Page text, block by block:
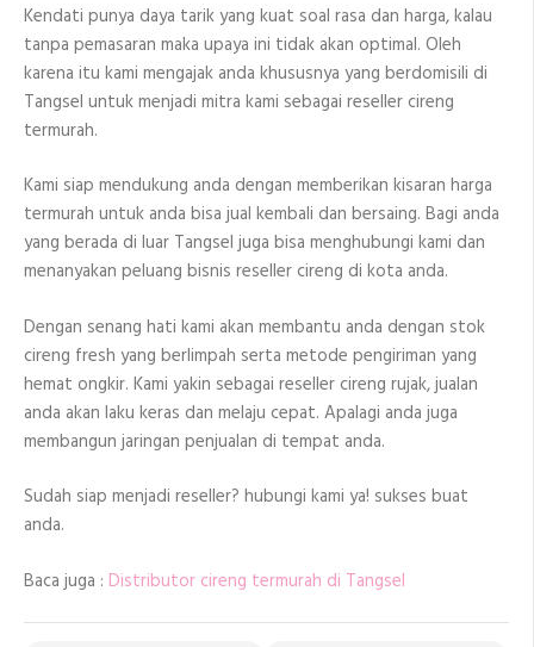
Kendati punya daya tarik yang kuat soal rasa dan harga, kalau
tanpa pemasaran maka upaya ini tidak akan optimal. Oleh
karena itu kami mengajak anda khususnya yang berdomisili di
Tangsel untuk menjadi mitra kami sebagai reseller cireng
termurah.
Kami siap mendukung anda dengan memberikan kisaran harga
termurah untuk anda bisa jual kembali dan bersaing. Bagi anda
yang berada di luar Tangsel juga bisa menghubungi kami dan
menanyakan peluang bisnis reseller cireng di kota anda.
Dengan senang hati kami akan membantu anda dengan stok
cireng fresh yang berlimpah serta metode pengiriman yang
hemat ongkir. Kami yakin sebagai reseller cireng rujak, jualan
anda akan laku keras dan melaju cepat. Apalagi anda juga
membangun jaringan penjualan di tempat anda.
Sudah siap menjadi reseller? hubungi kami ya! sukses buat
anda.
Baca juga : Distributor cireng termurah di Tangsel